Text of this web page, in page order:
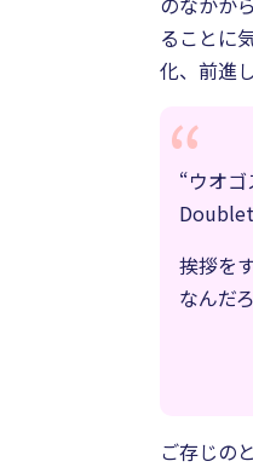
ることに
化、前進
“ウオ
挨拶を
なんだ
ご存じの